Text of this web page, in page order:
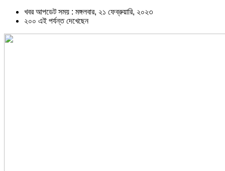
খবর আপডেট সময় : মঙ্গলবার, ২১ ফেব্রুয়ারি, ২০২৩
২০০ এই পর্যন্ত দেখেছেন